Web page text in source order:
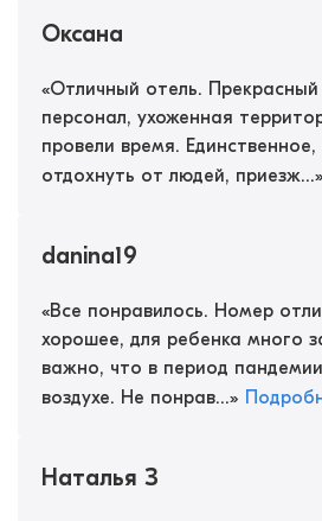
Оксана
«Отличный отель. Прекрасный
персонал, ухоженная
провели время. Единственное,
отдохнуть от людей, приезж...»
danina19
«Все понравилось. Номер
хорошее, для ребенка много
важно, что в период
воздухе. Не понрав...»
Наталья З